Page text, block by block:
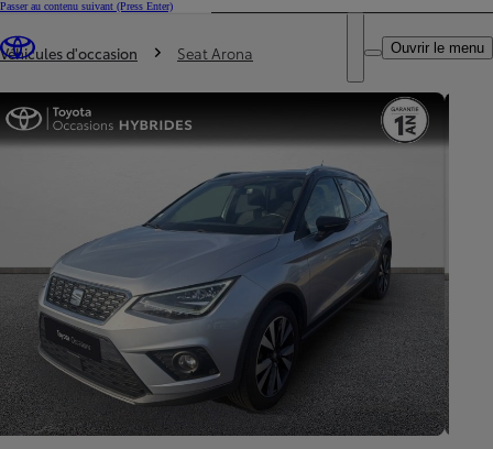
Passer au contenu suivant (Press Enter)
Trouvez un partenaire Toyota
DEALER NAME
Ouvrir le menu
Vous êtes ici
Véhicules d'occasion Seat Arona